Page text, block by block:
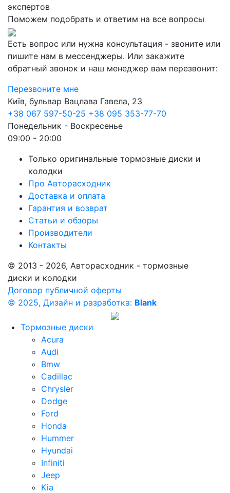
экспертов
Поможем подобрать и ответим на все вопросы
Есть вопрос или нужна консультация - звоните или
пишите нам в мессенджеры. Или закажите
обратный звонок и наш менеджер вам перезвонит:
Перезвоните мне
Київ, бульвар Вацлава Гавела, 23
+38 067 597-50-25 +38 095 353-77-70
Понедельник - Воскресенье
09:00 - 20:00
Только оригинальные тормозные диски и
колодки
Про Авторасходник
Доставка и оплата
Гарантия и возврат
Статьи и обзоры
Производители
Контакты
© 2013 - 2026, Авторасходник - тормозные
диски и колодки
Договор публичной оферты
© 2025, Дизайн и разработка: Blank
Тормозные диски
Acura
Audi
Bmw
Cadillac
Chrysler
Dodge
Ford
Honda
Hummer
Hyundai
Infiniti
Jeep
Kia